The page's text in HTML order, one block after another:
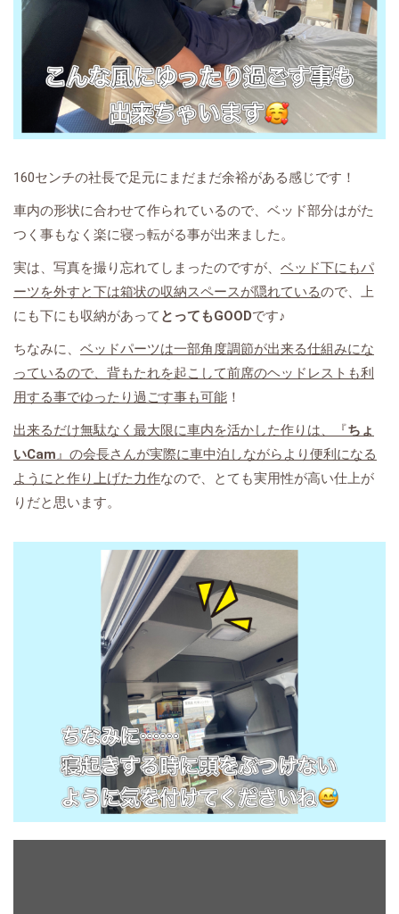
160センチの社長で足元にまだまだ余裕がある感じです！
車内の形状に合わせて作られているので、ベッド部分はがた
つく事もなく楽に寝っ転がる事が出来ました。
実は、写真を撮り忘れてしまったのですが、 ベッド下にもパ
ーツを外すと下は箱状の収納スペースが隠れているので、上
にも下にも収納があって とってもGOODです♪
ちなみに、 ベッドパーツは一部角度調節が出来る仕組みにな
っているので、背もたれを起こして前席のヘッドレストも利
用する事でゆったり過ごす事も可能 ！
出来るだけ無駄なく最大限に車内を活かした作りは、『ちょ
いCam』の会長さんが実際に車中泊しながらより便利になる
ようにと作り上げた力作なので、とても実用性が高い仕上が
りだと思います。